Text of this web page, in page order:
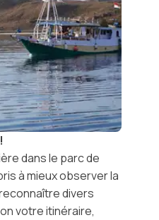
dans le parc de
à mieux observer la
divers
votre itinéraire,